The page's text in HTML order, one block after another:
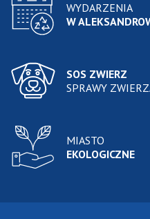
WYDARZENIA
W
SOS ZWIERZ
SPRAWY
MIASTO
EKOLOGICZNE